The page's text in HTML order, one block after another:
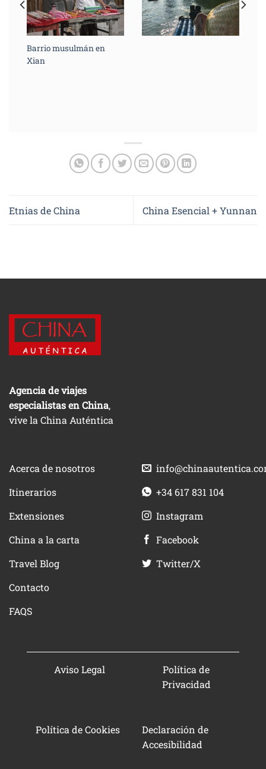
Barrio musulmán en
Xian
Etnias de China China Esencial + Yunnan
Agencia de viajes
especialistas en China,
vive la China Auténtica
Acerca de nosotros
Itinerarios
Extensiones
China a la carta
Travel Blog
Contacto
FAQS
+34 617 831 104
Instagram
Facebook
Twitter/X
Aviso Legal
Política de
Privacidad
Política de Cookies
Declaración de
Accesibilidad